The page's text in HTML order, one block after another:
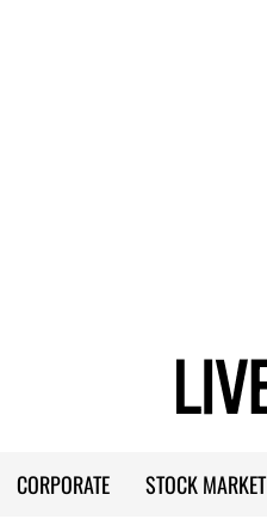
CORPORATE STOCK MARKET